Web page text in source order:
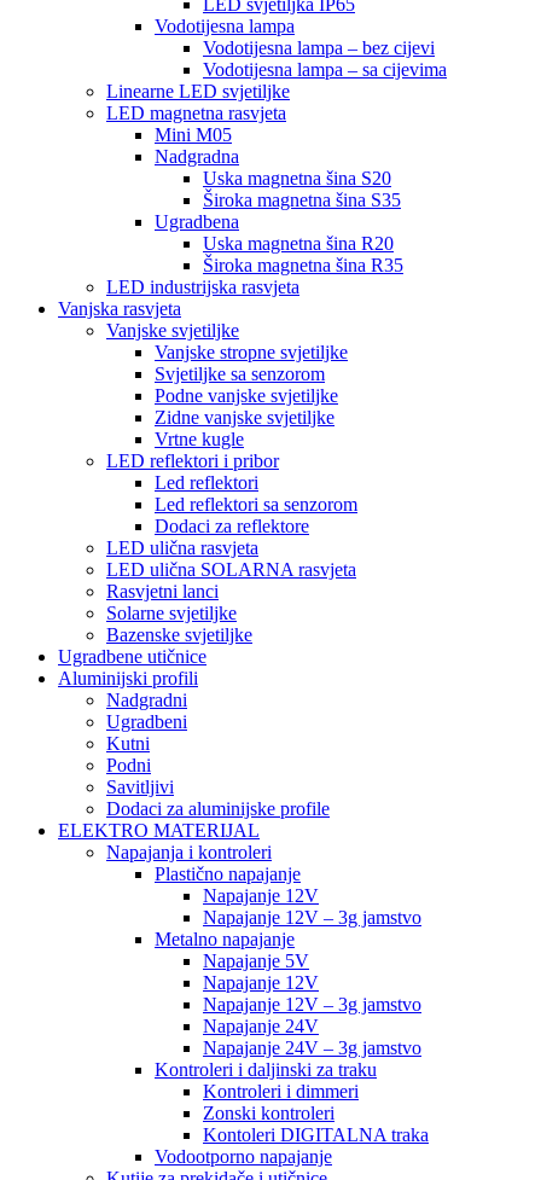
LED svjetiljka IP65
Vodotijesna lampa
Vodotijesna lampa – bez cijevi
Vodotijesna lampa – sa cijevima
Linearne LED svjetiljke
LED magnetna rasvjeta
Mini M05
Nadgradna
Uska magnetna šina S20
Široka magnetna šina S35
Ugradbena
Uska magnetna šina R20
Široka magnetna šina R35
LED industrijska rasvjeta
Vanjska rasvjeta
Vanjske svjetiljke
Vanjske stropne svjetiljke
Svjetiljke sa senzorom
Podne vanjske svjetiljke
Zidne vanjske svjetiljke
Vrtne kugle
LED reflektori i pribor
Led reflektori
Led reflektori sa senzorom
Dodaci za reflektore
LED ulična rasvjeta
LED ulična SOLARNA rasvjeta
Rasvjetni lanci
Solarne svjetiljke
Bazenske svjetiljke
Ugradbene utičnice
Aluminijski profili
Nadgradni
Ugradbeni
Kutni
Podni
Savitljivi
Dodaci za aluminijske profile
ELEKTRO MATERIJAL
Napajanja i kontroleri
Plastično napajanje
Napajanje 12V
Napajanje 12V – 3g jamstvo
Metalno napajanje
Napajanje 5V
Napajanje 12V
Napajanje 12V – 3g jamstvo
Napajanje 24V
Napajanje 24V – 3g jamstvo
Kontroleri i daljinski za traku
Kontroleri i dimmeri
Zonski kontroleri
Kontoleri DIGITALNA traka
Vodootporno napajanje